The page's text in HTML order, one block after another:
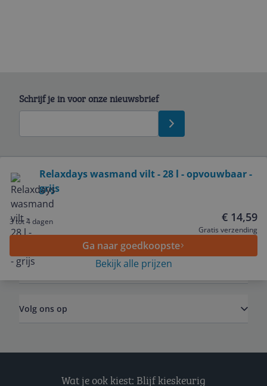
Relaxdays wasmand vilt - 28 l - opvouwbaar -
grijs
3 tot 4 dagen € 14,59
Gratis verzending
Ga naar goedkoopste
Bekijk alle prijzen
Schrijf je in voor onze nieuwsbrief
Service
Algemeen
Zakelijk
Volg ons op
Wat je ook kiest: Blijf kieskeurig